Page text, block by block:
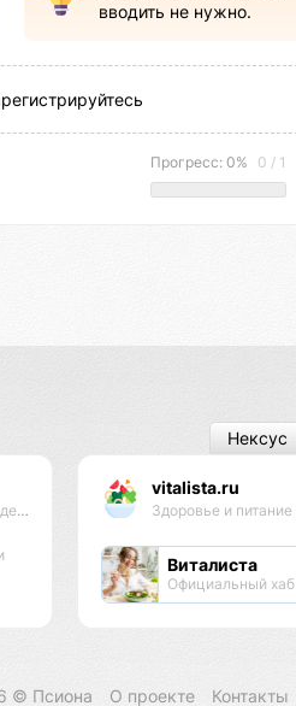
вводить не нужно.
Прогресс: 0% 0 / 1
vitalista.ru
Здоровье и питание
Виталиста
Официальный хаб
Нексус
© Псиона О проекте Контакты